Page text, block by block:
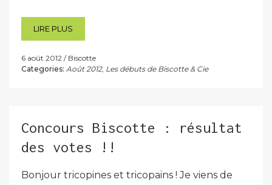
LIRE PLUS
6 août 2012
Biscotte
Categories: Août 2012, Les débuts de Biscotte & Cie
Concours Biscotte : résultat
des votes !!
Bonjour tricopines et tricopains ! Je viens de